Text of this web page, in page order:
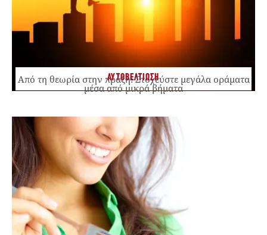
ΑΥΤΟΒΕΛΤΙΩΣΗ
Από τη θεωρία στην πράξη: Στοχεύστε μεγάλα οράματα
μέσα από μικρά βήματα